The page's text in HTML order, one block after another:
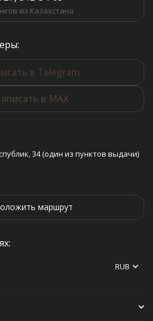
из Казахстана
в Telegram
в MAX
34 (один из пунктов выдачи)
маршрут
RUB